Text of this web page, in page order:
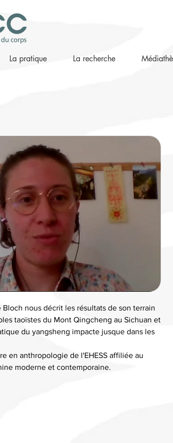
La pratique La recherche
nous décrit les résultats de son terrain
taoïstes du Mont Qingcheng au Sichuan et
du yangsheng impacte jusque dans les
en anthropologie de l'EHESS affiliée au
moderne et contemporaine.